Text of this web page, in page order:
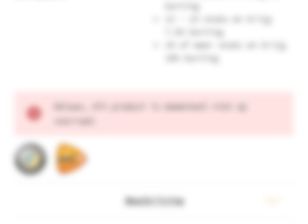
10% korting
voorraad:Helaas, dit product is momenteel niet op
voorraad.
Beschrijving